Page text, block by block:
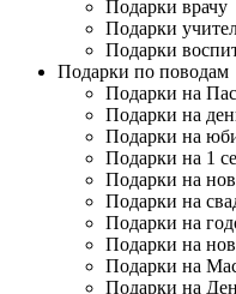
Подарки врачу
Подарки
Подарки
Подарки по поводам
Подарки на
Подарки на
Подарки на
Подарки на 1
Подарки на
Подарки на
Подарки на
Подарки на
Подарки на
Подарки на